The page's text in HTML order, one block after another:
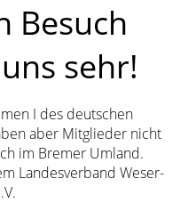
Besuch
sehr!
I des deutschen
aber Mitglieder nicht
im Bremer Umland.
Landesverband Weser-